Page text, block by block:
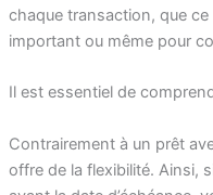
chaque transaction, que
important ou même pour
Il est essentiel de
Contrairement à un prêt
offre de la flexibilité. Ainsi,